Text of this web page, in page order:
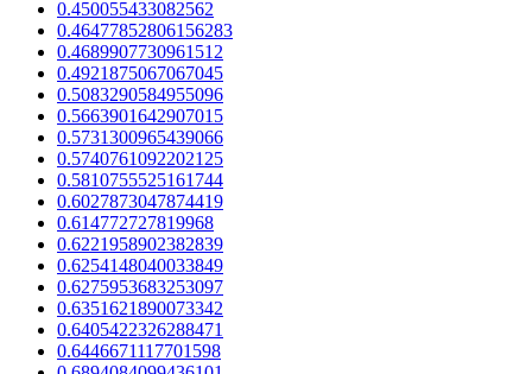
0.450055433082562
0.46477852806156283
0.4689907730961512
0.4921875067067045
0.5083290584955096
0.5663901642907015
0.5731300965439066
0.5740761092202125
0.5810755525161744
0.6027873047874419
0.614772727819968
0.6221958902382839
0.6254148040033849
0.6275953683253097
0.6351621890073342
0.6405422326288471
0.6446671117701598